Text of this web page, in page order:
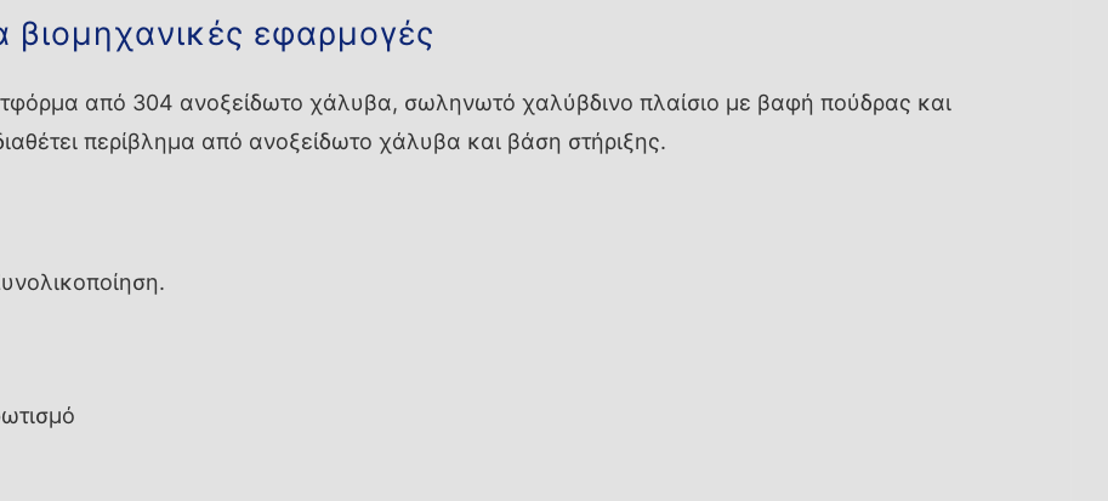
βιομηχανικές εφαρμογές
από 304 ανοξείδωτο χάλυβα, σωληνωτό χαλύβδινο πλαίσιο με βαφή πούδρας και
περίβλημα από ανοξείδωτο χάλυβα και βάση στήριξης.